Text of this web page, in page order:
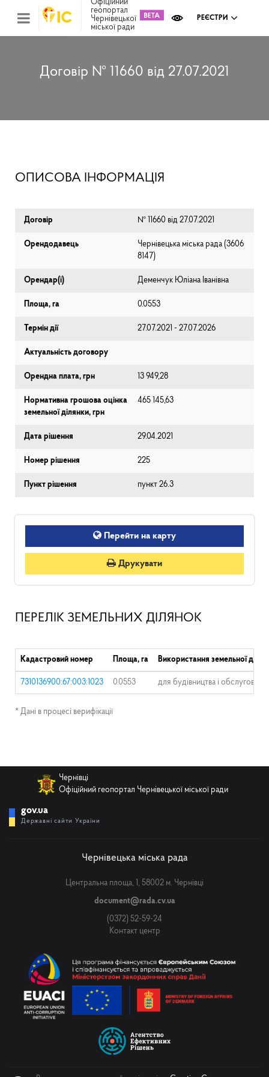
Офіційний
геопортал
Чернівецької
міської ради
РЕЄСТРИ
Договір № 11660 від 27.07.2021
ОПИСОВА ІНФОРМАЦІЯ
Договір № 11660 від 27.07.2021
Орендодавець
Чернівецька міська рада (⁨3606
8147⁩)
Орендар(і) Деменчук Юліана Іванівна
Площа, га 0.0553
Термін дії 27.07.2021 - 27.07.2026
Актуальність договору
Орендна плата, грн 13 949,28
Нормативна грошова оцінка
земельної ділянки, грн
465 145,63
Дата рішення 29.04.2021
Номер рішення 225
Пункт рішення пункт 26.3
Перейти на карту
Друкувати
ПЕРЕЛІК ЗЕМЕЛЬНИХ ДІЛЯНОК
Кадастровий номер Площа, га Використання земельної
7310136900:67:003:1023 0.0553 для будівництва і
* Дані в процесі верифікації
Чернівці
Офіційний геопортал Чернівецької міської ради
gov.ua
Державні сайти України
Чернівецька міська рада
Центральна площа, 1, 58002 м. Чернівці
document@rada.cv.ua
(0372) 52-59-24
Контакт центр